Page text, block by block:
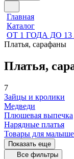
Главная
Каталог
ОТ 1 ГОДА ДО 13
Платья, сарафаны
Платья,
7
Зайцы и кролики
Медведи
Плюшевая выпечка
Нарядные платья
Товары для
Показать еще
Все фильтры